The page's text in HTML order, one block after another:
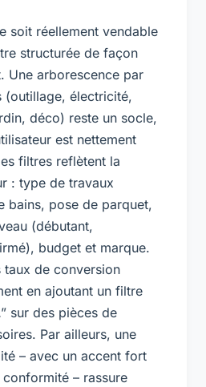
soit réellement vendable
structurée de façon
Une arborescence par
(outillage, électricité,
déco) reste un socle,
est nettement
filtres reflètent la
: type de travaux
bains, pose de parquet,
(débutant,
budget et marque.
taux de conversion
en ajoutant un filtre
sur des pièces de
Par ailleurs, une
– avec un accent fort
– rassure